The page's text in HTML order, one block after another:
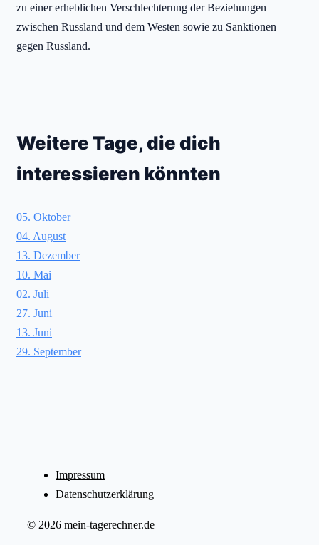
zu einer erheblichen Verschlechterung der Beziehungen
zwischen Russland und dem Westen sowie zu Sanktionen
gegen Russland.
Weitere Tage, die dich
interessieren könnten
05. Oktober
04. August
13. Dezember
10. Mai
02. Juli
27. Juni
13. Juni
29. September
Impressum
Datenschutzerklärung
© 2026 mein-tagerechner.de